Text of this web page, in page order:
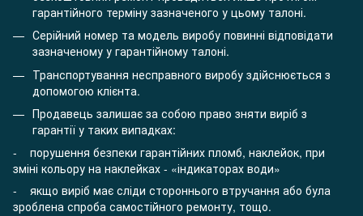
гарантійного терміну зазначеного у цьому талоні.
Серійний номер та модель виробу повинні відповідати
зазначеному у гарантійному талоні.
Транспортування несправного виробу здійснюється з
допомогою клієнта.
Продавець залишає за собою право зняти виріб з
гарантії у таких випадках:
- порушення безпеки гарантійних пломб, наклейок, при
зміні кольору на наклейках - «індикаторах води»
- якщо виріб має сліди стороннього втручання або була
зроблена спроба самостійного ремонту, тощо.